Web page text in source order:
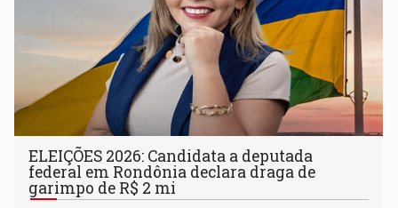
ELEIÇÕES 2026: Candidata a deputada
federal em Rondônia declara draga de
garimpo de R$ 2 mi